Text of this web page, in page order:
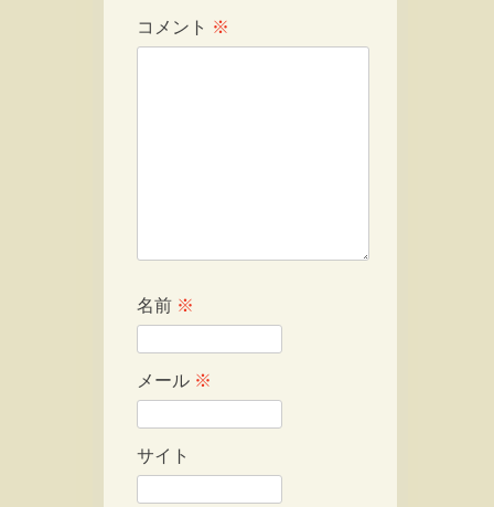
コメント ※
名前 ※
メール ※
サイト